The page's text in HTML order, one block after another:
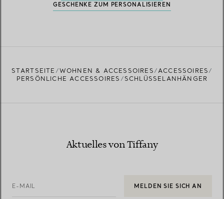
GESCHENKE ZUM PERSONALISIEREN
STARTSEITE WOHNEN & ACCESSOIRES
ACCESSOIRES
PERSÖNLICHE ACCESSOIRES
SCHLÜSSELANHÄNGER
Aktuelles von Tiffany
E-MAIL MELDEN SIE SICH AN